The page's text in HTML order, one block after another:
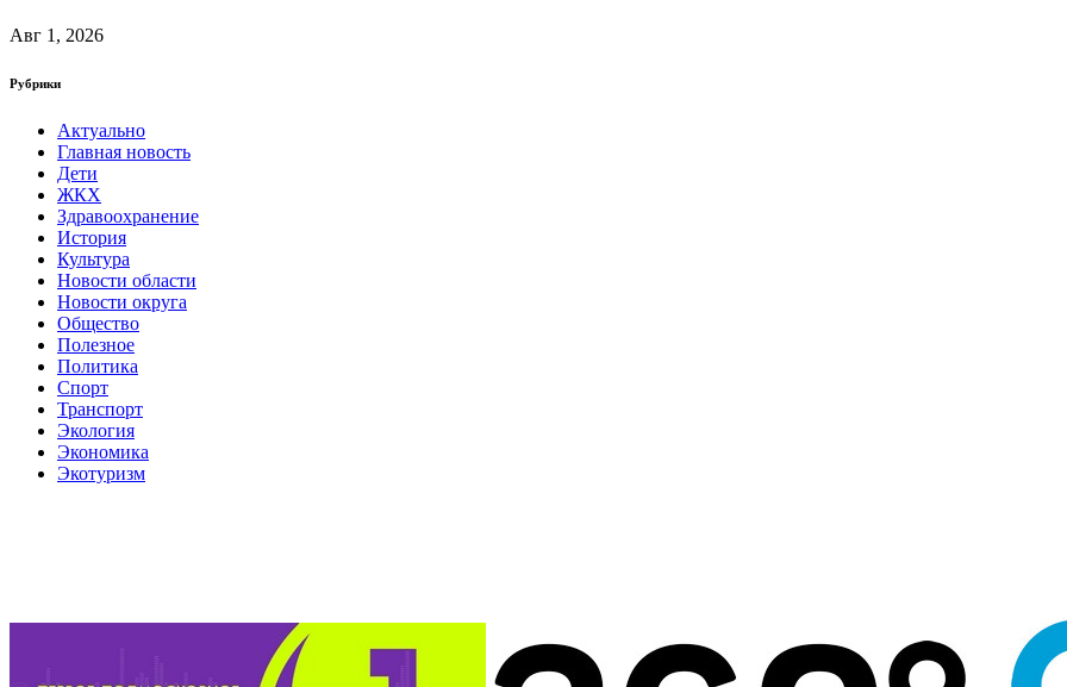
Авг 1, 2026
Рубрики
Актуально
Главная новость
Дети
ЖКХ
Здравоохранение
История
Культура
Новости области
Новости округа
Общество
Полезное
Политика
Спорт
Транспорт
Экология
Экономика
Экотуризм